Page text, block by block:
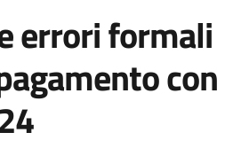
errori formali
con